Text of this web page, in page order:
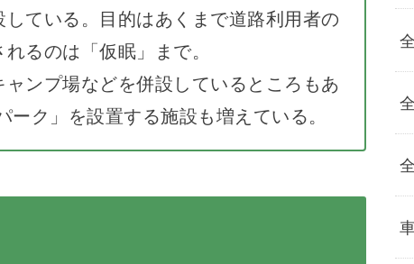
ている。目的はあくまで道路利用者の
るのは「仮眠」まで。
ンプ場などを併設しているところもあ
ク」を設置する施設も増えている。